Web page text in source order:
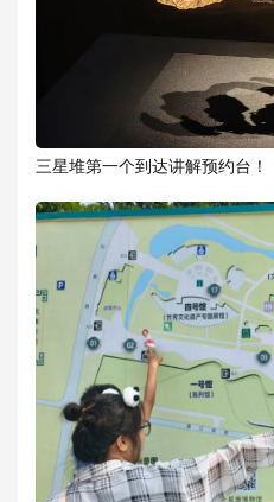
三星堆第一个到达讲解预约台！